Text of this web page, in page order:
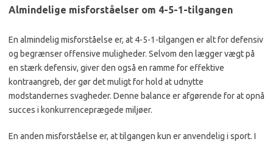
Almindelige misforståelser om 4-5-1-tilgangen
En almindelig misforståelse er, at 4-5-1-tilgangen er alt for defensiv
og begrænser offensive muligheder. Selvom den lægger vægt på
en stærk defensiv, giver den også en ramme for effektive
kontraangreb, der gør det muligt for hold at udnytte
modstandernes svagheder. Denne balance er afgørende for at opnå
succes i konkurrenceprægede miljøer.
En anden misforståelse er, at tilgangen kun er anvendelig i sport. I